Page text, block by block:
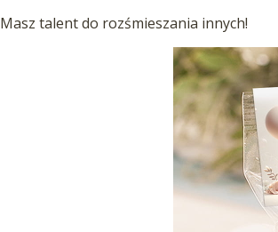
Masz talent do rozśmieszania innych!